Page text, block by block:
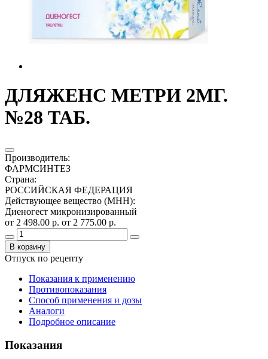
ДЛЯЖЕНС МЕТРИ 2МГ.
№28 ТАБ.
Производитель:
ФАРМСИНТЕЗ
Страна:
РОССИЙСКАЯ ФЕДЕРАЦИЯ
Действующее вещество (МНН):
Диеногест микронизированный
от 2 498.00 р. от 2 775.00 р.
В корзину
Отпуск по рецепту
Показания к применению
Противопоказания
Способ применения и дозы
Аналоги
Подробное описание
Показания